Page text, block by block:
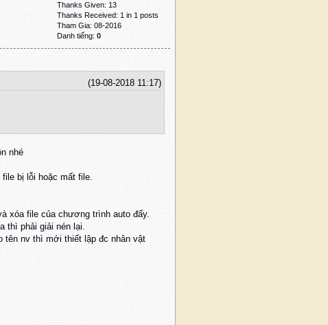
Thanks Given: 13
Thanks Received: 1 in 1 posts
Tham Gia: 08-2016
Danh tiếng: 0
(19-08-2018 11:17)
nhé
bị lỗi hoặc mất file.
xóa file của chương trình auto đấy.
thì phải giải nén lại.
tên nv thì mới thiết lập đc nhân vật